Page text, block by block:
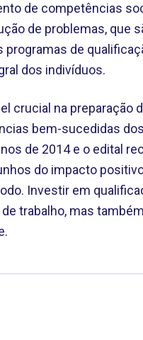
de competências
de problemas, que
programas de
dos indivíduos.
crucial na preparação
bem-sucedidas
de 2014 e o edital
do impacto
Investir em
trabalho, mas